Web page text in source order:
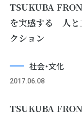
TSUKUBA
を実感する 人と
クション
社会・文化
2017.06.08
TSUKUBA